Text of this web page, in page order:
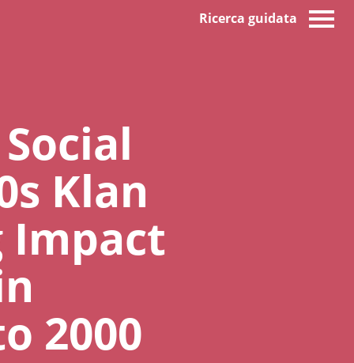
Ricerca guidata
Klan
Impact
2000